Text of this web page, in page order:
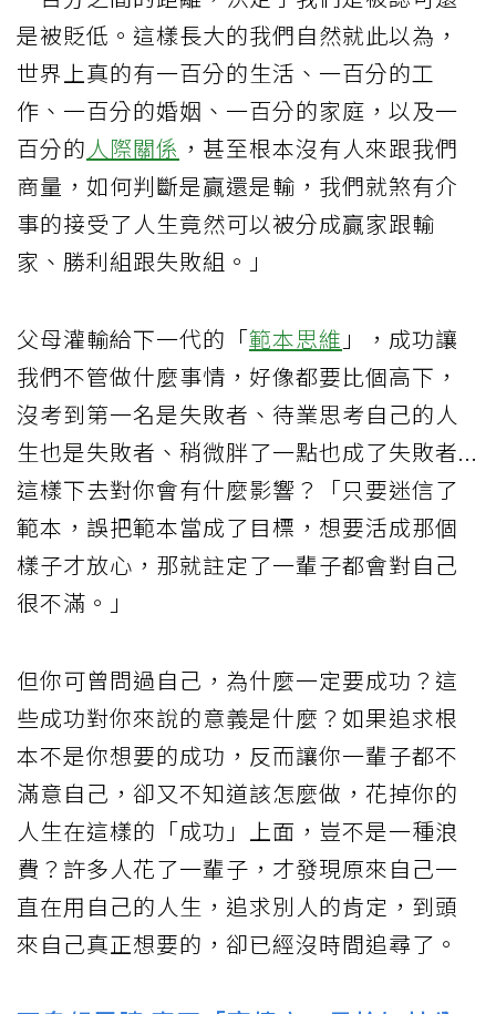
是被貶低。這樣長大的我們自然就此以為，
世界上真的有一百分的生活、一百分的工
作、一百分的婚姻、一百分的家庭，以及一
百分的人際關係 ，甚至根本沒有人來跟我們
商量，如何判斷是贏還是輸，我們就煞有介
事的接受了人生竟然可以被分成贏家跟輸
家、勝利組跟失敗組。」
父母灌輸給下一代的「範本思維 」，成功讓
我們不管做什麼事情，好像都要比個高下，
沒考到第一名是失敗者、待業思考自己的人
生也是失敗者、稍微胖了一點也成了失敗者...
這樣下去對你會有什麼影響？「只要迷信了
範本，誤把範本當成了目標，想要活成那個
樣子才放心，那就註定了一輩子都會對自己
很不滿。」
但你可曾問過自己，為什麼一定要成功？這
些成功對你來說的意義是什麼？如果追求根
本不是你想要的成功，反而讓你一輩子都不
滿意自己，卻又不知道該怎麼做，花掉你的
人生在這樣的「成功」上面，豈不是一種浪
費？許多人花了一輩子，才發現原來自己一
直在用自己的人生，追求別人的肯定，到頭
來自己真正想要的，卻已經沒時間追尋了。